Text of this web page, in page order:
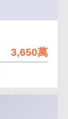
3,650萬